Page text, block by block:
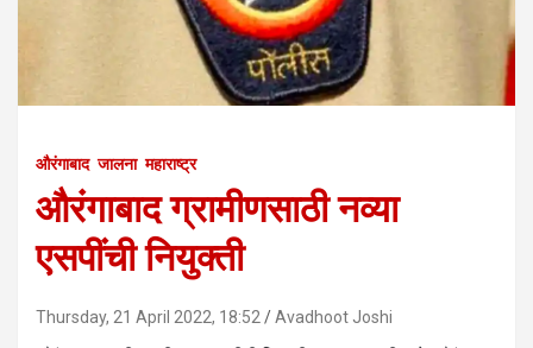
औरंगाबाद जालना महाराष्ट्र
औरंगाबाद ग्रामीणसाठी नव्या
एसपींची नियुक्ती
Thursday, 21 April 2022, 18:52 Avadhoot Joshi